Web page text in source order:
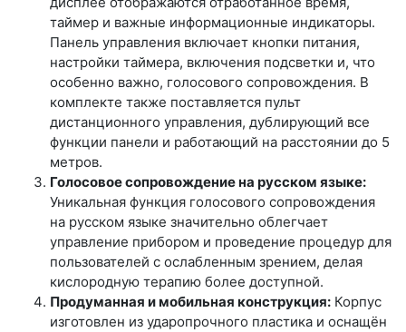
таймер и важные информационные индикаторы.
Панель управления включает кнопки питания,
настройки таймера, включения подсветки и, что
особенно важно, голосового сопровождения. В
комплекте также поставляется пульт
дистанционного управления, дублирующий все
функции панели и работающий на расстоянии до 5
метров.
Голосовое сопровождение на русском языке:
Уникальная функция голосового сопровождения
на русском языке значительно облегчает
управление прибором и проведение процедур для
пользователей с ослабленным зрением, делая
кислородную терапию более доступной.
Продуманная и мобильная конструкция: Корпус
изготовлен из ударопрочного пластика и оснащён